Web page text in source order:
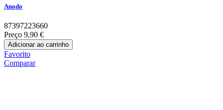
Anodo
87397223660
Preço 9,90 €
Adicionar ao carrinho
Favorito
Comparar